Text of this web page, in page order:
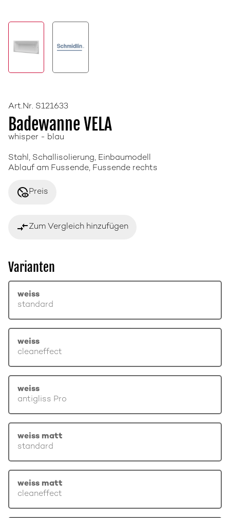
Art.Nr. S121633
Badewanne VELA
whisper - blau
Stahl, Schallisolierung, Einbaumodell
Ablauf am Fussende, Fussende rechts
disabled_visiblePreis
compare_arrowsZum Vergleich hinzufügen
Varianten
weiss
standard
weiss
cleaneffect
weiss
antigliss Pro
weiss matt
standard
weiss matt
cleaneffect